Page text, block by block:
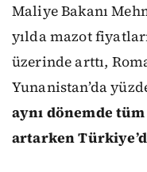
Maliye Bakanı
yılda mazot
üzerinde arttı,
Yunanistan’da
aynı dönemde
artarken